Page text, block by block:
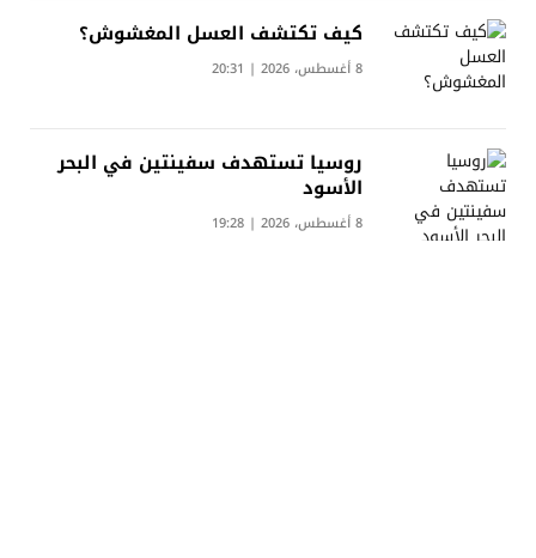
كيف تكتشف العسل المغشوش؟
8 أغسطس، 2026 | 20:31
روسيا تستهدف سفينتين في البحر
الأسود
8 أغسطس، 2026 | 19:28